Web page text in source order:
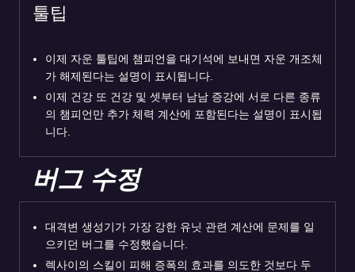
툴팁
이제 자운 툴팁에 챔피언을 대기석에 보내면 자운 개조체
가 해제된다는 설명이 표시됩니다.
이제 건강 또 건강 및 셋부터 남남 증강에 서로 다른 종류
의 챔피언만 추가 체력 계산에 포함된다는 설명이 표시됩
니다.
버그 수정
대격변 생성기가 가장 강한 유닛 관련 계산에 문제를 일
으키던 버그를 수정했습니다.
렉사이의 스킬이 피해 증폭의 효과를 의도한 것보다 두